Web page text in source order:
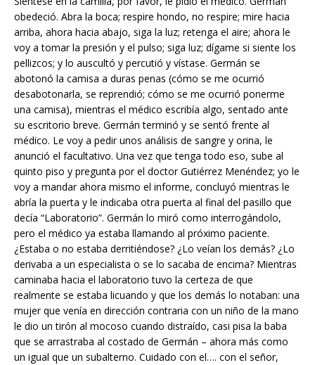
obedeció. Abra la boca; respire hondo, no respire; mire hacia
arriba, ahora hacia abajo, siga la luz; retenga el aire; ahora le
voy a tomar la presión y el pulso; siga luz; dígame si siente los
pellizcos; y lo auscultó y percutió y vístase. Germán se
abotonó la camisa a duras penas (cómo se me ocurrió
desabotonarla, se reprendió; cómo se me ocurrió ponerme
una camisa), mientras el médico escribía algo, sentado ante
su escritorio breve. Germán terminó y se sentó frente al
médico. Le voy a pedir unos análisis de sangre y orina, le
anunció el facultativo. Una vez que tenga todo eso, sube al
quinto piso y pregunta por el doctor Gutiérrez Menéndez; yo le
voy a mandar ahora mismo el informe, concluyó mientras le
abría la puerta y le indicaba otra puerta al final del pasillo que
decía “Laboratorio”. Germán lo miró como interrogándolo,
pero el médico ya estaba llamando al próximo paciente.
¿Estaba o no estaba derritiéndose? ¿Lo veían los demás? ¿Lo
derivaba a un especialista o se lo sacaba de encima? Mientras
caminaba hacia el laboratorio tuvo la certeza de que
realmente se estaba licuando y que los demás lo notaban: una
mujer que venía en dirección contraria con un niño de la mano
le dio un tirón al mocoso cuando distraído, casi pisa la baba
que se arrastraba al costado de Germán – ahora más como
un igual que un subalterno. Cuidado con el…. con el señor,